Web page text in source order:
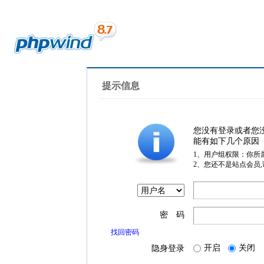
提示信息
您没有登录或者您
能有如下几个原因
1、用户组权限：你所
2、您还不是站点会员
密 码
找回密码
隐身登录 开启 关闭